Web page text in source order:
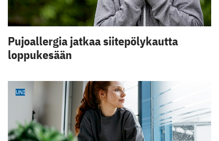
Pujoallergia jatkaa siitepölykautta
loppukesään
UNI